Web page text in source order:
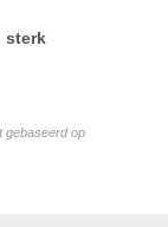
sterk
gebaseerd op